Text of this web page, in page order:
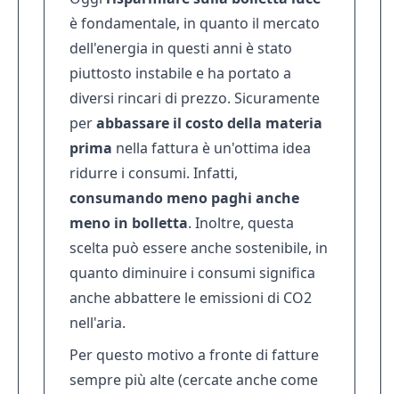
è fondamentale, in quanto il mercato
dell'energia in questi anni è stato
piuttosto instabile e ha portato a
diversi rincari di prezzo. Sicuramente
perabbassare il costo della materia
prima nella fattura è un'ottima idea
ridurre i consumi. Infatti,
consumando meno paghi anche
meno in bolletta. Inoltre, questa
scelta può essere anche sostenibile, in
quanto diminuire i consumi significa
anche abbattere le emissioni di CO2
nell'aria.
Per questo motivo a fronte di fatture
sempre più alte (cercate anche come